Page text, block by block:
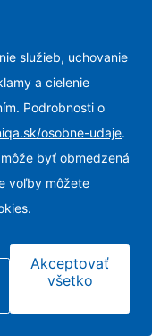
údajov Nastaviť cookies
služieb, uchovanie
a cielenie
Podrobnosti o
osobne-udaje.
byť obmedzená
voľby môžete
Akceptovať
všetko